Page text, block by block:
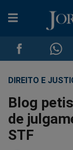
Compartilhar
no
Facebook
no
DIREITO E
Blog
de
STF